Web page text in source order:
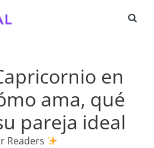
en
ama, qué
pareja ideal
Readers